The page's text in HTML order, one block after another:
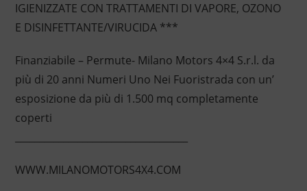
IGIENIZZATE CON TRATTAMENTI DI VAPORE, OZONO
E DISINFETTANTE/VIRUCIDA ***
Finanziabile – Permute- Milano Motors 4×4 S.r.l. da
più di 20 anni Numeri Uno Nei Fuoristrada con un’
esposizione da più di 1.500 mq completamente
coperti
WWW.MILANOMOTORS4X4.COM